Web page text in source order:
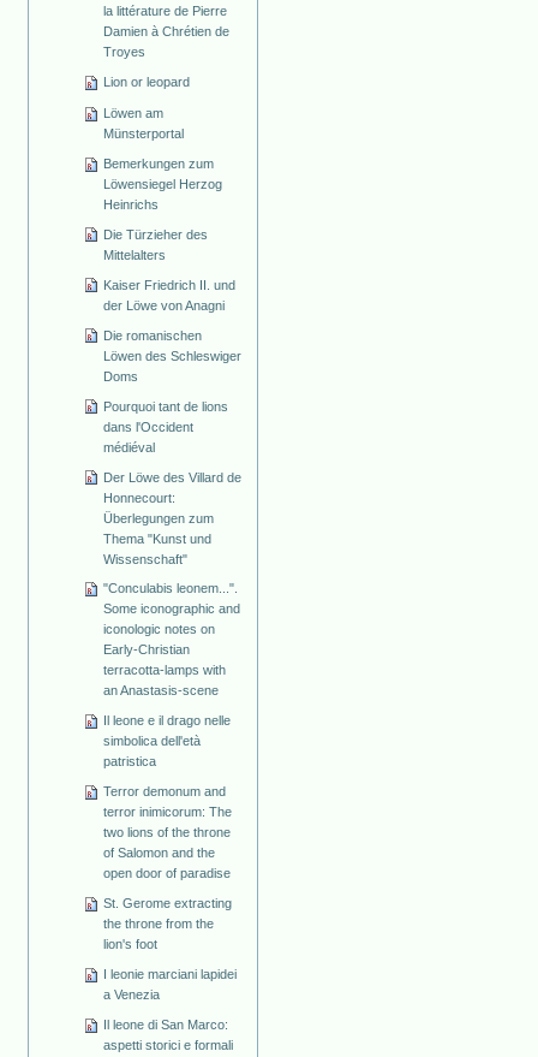
la littérature de Pierre
Damien à Chrétien de
Troyes
Lion or leopard
Löwen am
Münsterportal
Bemerkungen zum
Löwensiegel Herzog
Heinrichs
Die Türzieher des
Mittelalters
Kaiser Friedrich II. und
der Löwe von Anagni
Die romanischen
Löwen des Schleswiger
Doms
Pourquoi tant de lions
dans l'Occident
médiéval
Der Löwe des Villard de
Honnecourt:
Überlegungen zum
Thema "Kunst und
Wissenschaft"
"Conculabis leonem...".
Some iconographic and
iconologic notes on
Early-Christian
terracotta-lamps with
an Anastasis-scene
Il leone e il drago nelle
simbolica dell'età
patristica
Terror demonum and
terror inimicorum: The
two lions of the throne
of Salomon and the
open door of paradise
St. Gerome extracting
the throne from the
lion's foot
I leonie marciani lapidei
a Venezia
Il leone di San Marco:
aspetti storici e formali